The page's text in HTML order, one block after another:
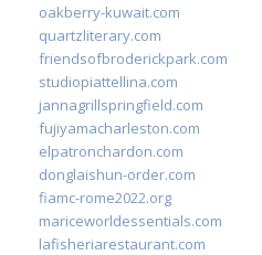
oakberry-kuwait.com
quartzliterary.com
friendsofbroderickpark.com
studiopiattellina.com
jannagrillspringfield.com
fujiyamacharleston.com
elpatronchardon.com
donglaishun-order.com
fiamc-rome2022.org
mariceworldessentials.com
lafisheriarestaurant.com